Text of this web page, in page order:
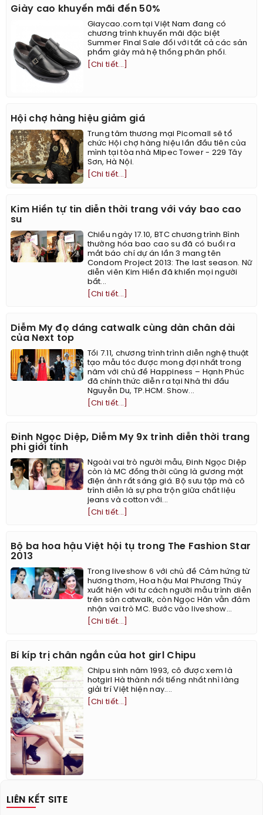
Giày cao khuyến mãi đến 50%
Giaycao.com tại Việt Nam đang có
chương trình khuyến mãi đặc biệt
Summer Final Sale đối với tất cả các sản
phẩm giày mà hệ thống phân phối.
[Chi tiết...]
Hội chợ hàng hiệu giảm giá
Trung tâm thương mại Picomall sẽ tổ
chức Hội chợ hàng hiệu lần đầu tiên của
mình tại tòa nhà Mipec Tower - 229 Tây
Sơn, Hà Nội.
[Chi tiết...]
Kim Hiền tự tin diễn thời trang với váy bao cao
su
Chiều ngày 17.10, BTC chương trình Bình
thường hóa bao cao su đã có buổi ra
mắt báo chí dự án lần 3 mang tên
Condom Project 2013: The last season. Nữ
diễn viên Kim Hiền đã khiến mọi người
bất...
[Chi tiết...]
Diễm My đọ dáng catwalk cùng dàn chân dài
của Next top
Tối 7.11, chương trình trình diễn nghệ thuật
tạo mẫu tóc được mong đợi nhất trong
năm với chủ đề Happiness – Hạnh Phúc
đã chính thức diễn ra tại Nhà thi đấu
Nguyễn Du, TP.HCM. Show...
[Chi tiết...]
Đinh Ngọc Diệp, Diễm My 9x trình diễn thời trang
phi giới tính
Ngoài vai trò người mẫu, Đinh Ngọc Diệp
còn là MC đồng thời cũng là gương mặt
điện ảnh rất sáng giá. Bộ sưu tập mà cô
trình diễn là sự pha trộn giữa chất liệu
jeans và cotton với...
[Chi tiết...]
Bộ ba hoa hậu Việt hội tụ trong The Fashion Star
2013
Trong liveshow 6 với chủ đề Cảm hứng từ
hương thơm, Hoa hậu Mai Phương Thúy
xuất hiện với tư cách người mẫu trình diễn
trên sàn catwalk, còn Ngọc Hân vẫn đảm
nhận vai trò MC. Bước vào liveshow...
[Chi tiết...]
Bí kíp trị chân ngắn của hot girl Chipu
Chipu sinh năm 1993, cô được xem là
hotgirl Hà thành nổi tiếng nhất nhì làng
giải trí Việt hiện nay....
[Chi tiết...]
LIÊN KẾT SITE